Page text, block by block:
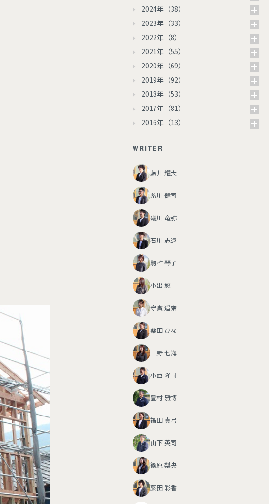
2024年（38）
2023年（33）
2022年（8）
2021年（55）
2020年（69）
2019年（92）
2018年（53）
2017年（81）
2016年（13）
WRITER
藤井 耀大
糸川 健司
礒川 竜弥
石川 志遠
駒杵 琴子
小出 悠
守實 遥奈
桑田 ひな
三野 七海
小西 隆司
豊村 雅博
福田 真弓
山下 英司
篠原 梨央
藤田 彩香